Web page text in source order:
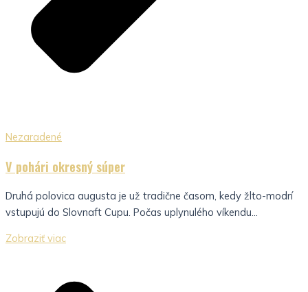
Nezaradené
V pohári okresný súper
Druhá polovica augusta je už tradične časom, kedy žlto-modrí
vstupujú do Slovnaft Cupu. Počas uplynulého víkendu...
Zobraziť viac